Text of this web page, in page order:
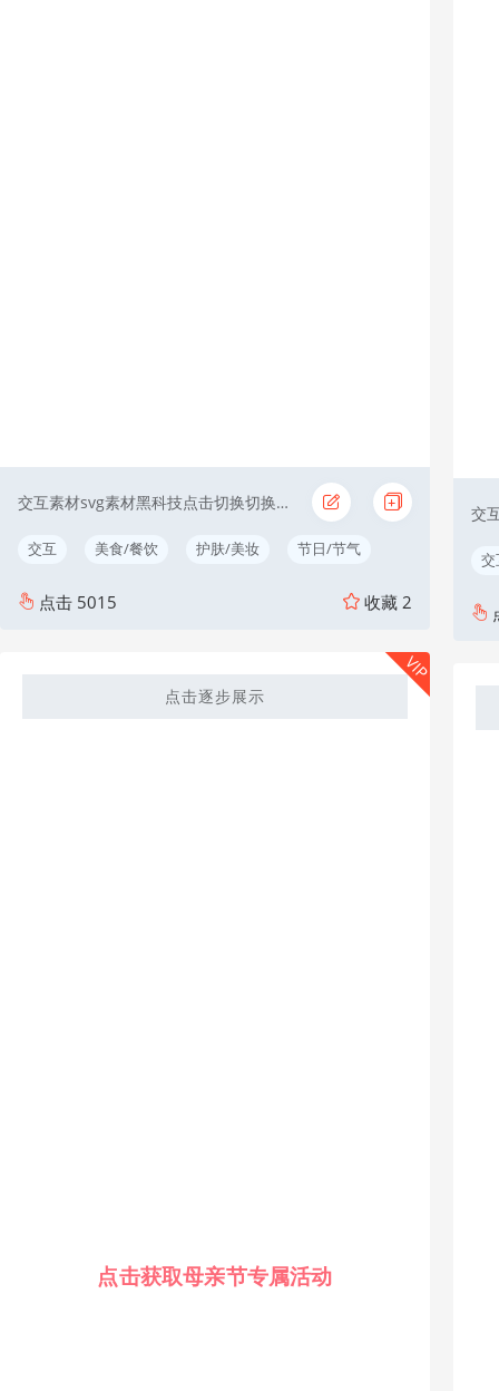
交互素材svg素材黑科技点击切换切换GIF古风
交互 美食/餐饮 护肤/美妆 节日/节气
点击 5015 收藏 2
点击逐步展示
点击获取母亲节专属活动
VIP
交